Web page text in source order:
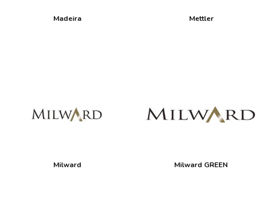
Madeira Mettler
Milward Milward GREEN